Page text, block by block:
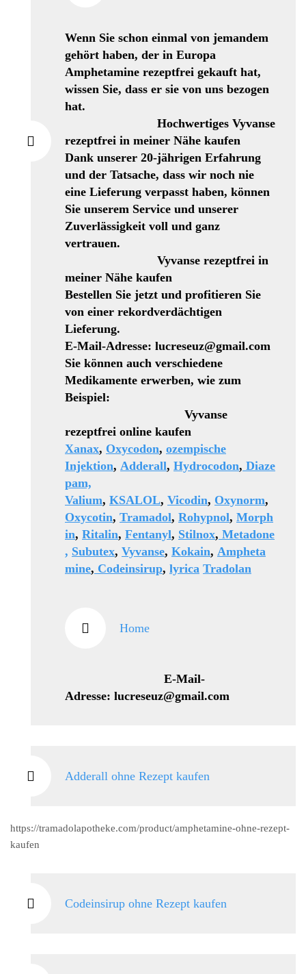
Wenn Sie schon einmal von jemandem
gehört haben, der in Europa
Amphetamine rezeptfrei gekauft hat,
wissen Sie, dass er sie von uns bezogen
hat.
Hochwertiges Vyvanse
rezeptfrei in meiner Nähe kaufen
Dank unserer 20-jährigen Erfahrung
und der Tatsache, dass wir noch nie
eine Lieferung verpasst haben, können
Sie unserem Service und unserer
Zuverlässigkeit voll und ganz
vertrauen.
Vyvanse rezeptfrei in
meiner Nähe kaufen
Bestellen Sie jetzt und profitieren Sie
von einer rekordverdächtigen
Lieferung.
E-Mail-Adresse: lucreseuz@gmail.com
Sie können auch verschiedene
Medikamente erwerben, wie zum
Beispiel:
Vyvanse
rezeptfrei online kaufen
Xanax, Oxycodon, ozempische
Injektion, Adderall, Hydrocodon, Diaze
pam,
Valium, KSALOL, Vicodin, Oxynorm,
Oxycotin, Tramadol, Rohypnol, Morph
in, Ritalin, Fentanyl, Stilnox, Metadone
, Subutex, Vyvanse, Kokain, Ampheta
mine, Codeinsirup, lyrica Tradolan
Home
E-Mail-
Adresse: lucreseuz@gmail.com
Adderall ohne Rezept kaufen
https://tramadolapotheke.com/product/amphetamine-ohne-rezept-
kaufen
Codeinsirup ohne Rezept kaufen